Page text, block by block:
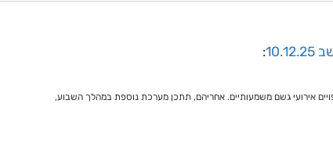
:
אירועי גשם משמעותיים. אחריהם, תתכן מערכת נוספת במהלך השבוע,